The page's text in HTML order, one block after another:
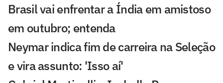
Brasil vai enfrentar a Índia em amistoso
em outubro; entenda
Neymar indica fim de carreira na Seleção
e vira assunto: 'Isso aí'